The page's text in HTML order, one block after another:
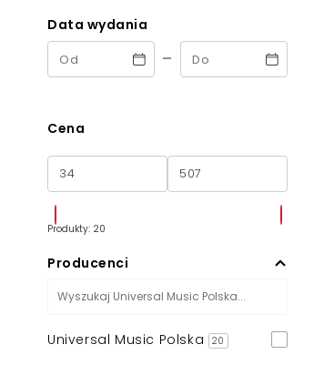
Data wydania
-
Cena
Produkty: 20
Producenci
Universal Music Polska 20